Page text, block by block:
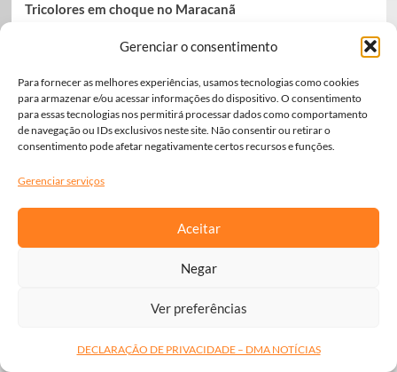
Gerenciar o consentimento
Para fornecer as melhores experiências, usamos tecnologias como cookies
para armazenar e/ou acessar informações do dispositivo. O consentimento
para essas tecnologias nos permitirá processar dados como comportamento
de navegação ou IDs exclusivos neste site. Não consentir ou retirar o
consentimento pode afetar negativamente certos recursos e funções.
Gerenciar serviços
Aceitar
Negar
Ver preferências
DECLARAÇÃO DE PRIVACIDADE – DMA NOTÍCIAS
Tricolores em choque no Maracanã
confronto de tradição, pressão e expectativas opostas, mas com
Leia Mais...